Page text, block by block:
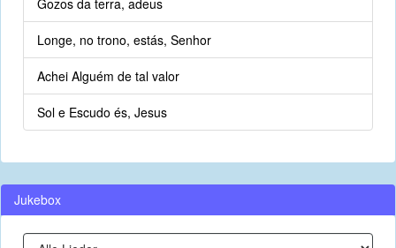
Gozos da terra, adeus
Longe, no trono, estás, Senhor
Achei Alguém de tal valor
Sol e Escudo és, Jesus
Jukebox